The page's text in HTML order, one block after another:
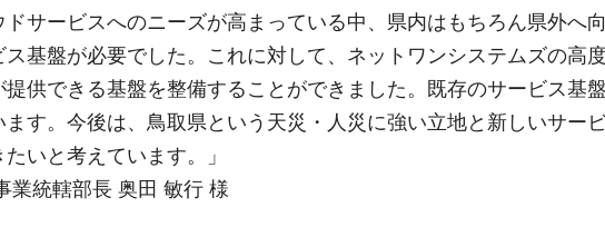
ドサービスへのニーズが高まっている中、県内はもちろん県外
基盤が必要でした。これに対して、ネットワンシステムズの高
供できる基盤を整備することができました。既存のサービス基
す。今後は、鳥取県という天災・人災に強い立地と新しいサー
いと考えています。」
業統轄部長 奥田 敏行 様